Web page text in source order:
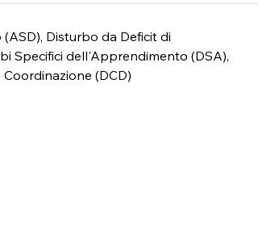
Disturbo da Deficit di
Specifici dell'Apprendimento (DSA),
(DCD)